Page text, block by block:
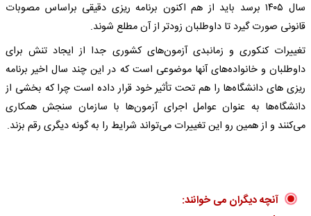
سال ۱۴۰۵ برسد باید از هم اکنون برنامه ریزی دقیقی براساس مصوبات
قانونی صورت گیرد تا داوطلبان زودتر از آن مطلع شوند.
تغییرات کنکوری و زمانبدی آزمون‌های کشوری جدا از ایجاد تنش برای
داوطلبان و خانواده‌های آنها موضوعی است که در این چند سال اخیر برنامه
ریزی های دانشگاه‌ها را هم تحت تأثیر خود قرار داده است چرا که بخشی از
دانشگاه‌ها به عنوان عوامل اجرای آزمون‌ها با سازمان سنجش همکاری
می‌کنند و از همین رو این تغییرات می‌تواند شرایط را به گونه دیگری رقم بزند.
آنچه دیگران می خوانند: